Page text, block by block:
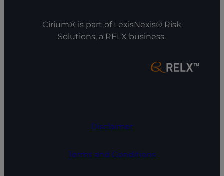
Cirium® is part of LexisNexis® Risk
Solutions, a RELX business.
Disclaimer
Terms and Conditions